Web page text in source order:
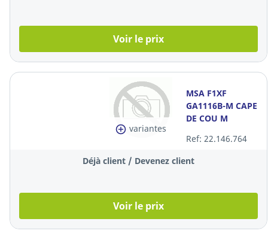
Voir le prix
variantes
MSA F1XF
GA1116B-M CAPE
DE COU M
Ref: 22.146.764
Déjà client / Devenez client
Voir le prix